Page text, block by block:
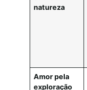
natureza
Amor pela
exploração